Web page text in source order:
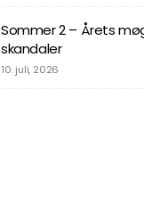
Sommer 2 – Årets
skandaler
10. juli, 2026